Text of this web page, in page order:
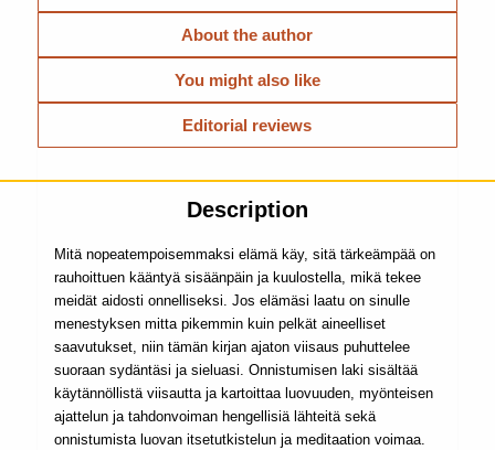
About the author
You might also like
Editorial reviews
Description
Mitä nopeatempoisemmaksi elämä käy, sitä tärkeämpää on
rauhoittuen kääntyä sisäänpäin ja kuulostella, mikä tekee
meidät aidosti onnelliseksi. Jos elämäsi laatu on sinulle
menestyksen mitta pikemmin kuin pelkät aineelliset
saavutukset, niin tämän kirjan ajaton viisaus puhuttelee
suoraan sydäntäsi ja sieluasi. Onnistumisen laki sisältää
käytännöllistä viisautta ja kartoittaa luovuuden, myönteisen
ajattelun ja tahdonvoiman hengellisiä lähteitä sekä
onnistumista luovan itsetutkistelun ja meditaation voimaa.